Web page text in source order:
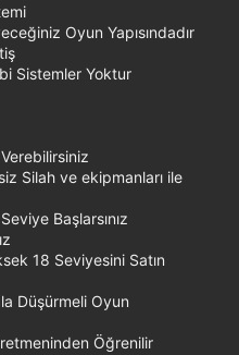
Oyun Yapısındadır
Sistemler Yoktur
Silah ve ekipmanları ile
Başlarsınız
18 Seviyesini Satın
Düşürmeli Oyun
Öğrenilir